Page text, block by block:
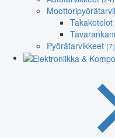
Pyörätarvikkeet (7)